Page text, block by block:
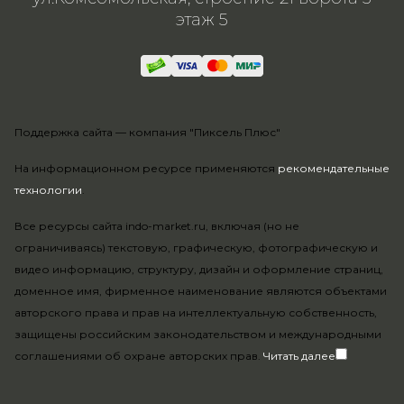
На информационном ресурсе применяются рекомендательные
технологии.
Все ресурсы сайта indo-market.ru, включая (но не
ограничиваясь) текстовую, графическую, фотографическую и
видео информацию, структуру, дизайн и оформление страниц,
доменное имя, фирменное наименование являются объектами
авторского права и прав на интеллектуальную собственность,
защищены российским законодательством и международными
соглашениями об охране авторских прав. Читать далее
этаж 5
Поддержка сайта — компания "Пиксель Плюс"